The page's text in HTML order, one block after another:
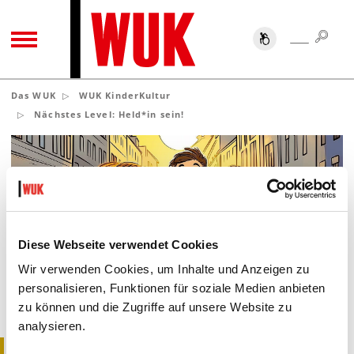
Diese Webseite verwendet Cookies
Wir verwenden Cookies, um Inhalte und Anzeigen zu
personalisieren, Funktionen für soziale Medien anbieten
zu können und die Zugriffe auf unsere Website zu
analysieren.
TOGGLE NAVIGATION SUCHE
Das WUK
WUK KinderKultur
Nächstes Level: Held*in sein!
NÄCHSTES LEVEL: HELD*IN SEIN!
WIENS ERSTE IMPROSHOW FÜR JUNGES
PUBLIKUM